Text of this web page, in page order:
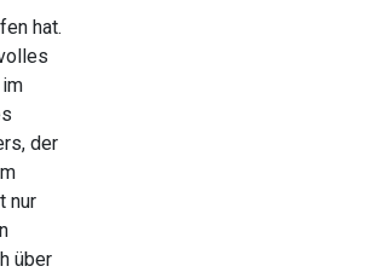
hat.
der
nur
über